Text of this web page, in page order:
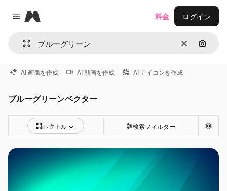
Close menu
Magnific
消去 画像で
料金 ログイン
AI 画像を作成 AI 動画を作成 AI アイコンを作成
ブルーグリーンベクター
ベクトル 検索フィルター